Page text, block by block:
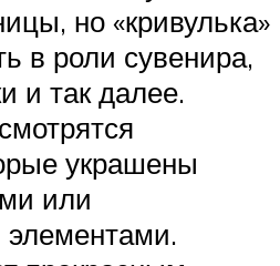
но «кривулька»
в роли сувенира,
и так далее.
украшены
или